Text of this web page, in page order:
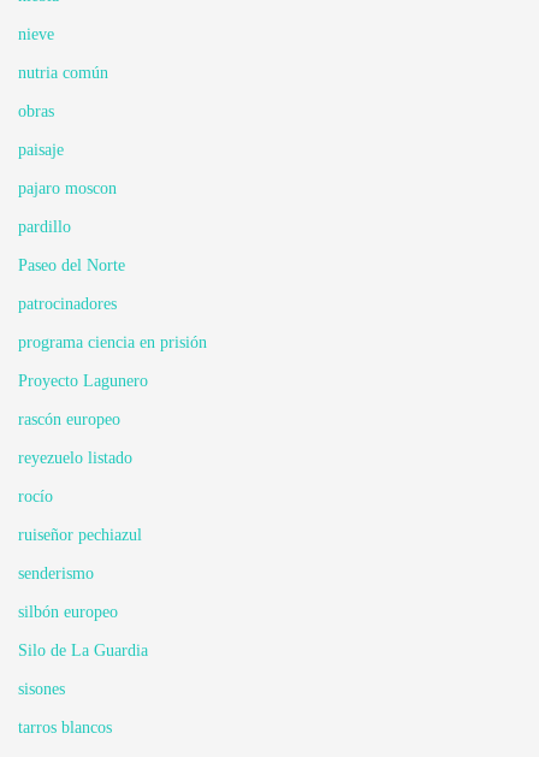
nieve
nutria común
obras
paisaje
pajaro moscon
pardillo
Paseo del Norte
patrocinadores
programa ciencia en prisión
Proyecto Lagunero
rascón europeo
reyezuelo listado
rocío
ruiseñor pechiazul
senderismo
silbón europeo
Silo de La Guardia
sisones
tarros blancos